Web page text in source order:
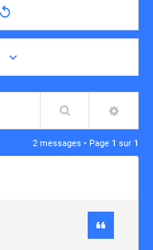
Rechercher
2 messages • Page 1 sur 1